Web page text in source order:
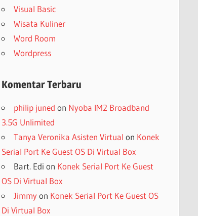
Visual Basic
Wisata Kuliner
Word Room
Wordpress
Komentar Terbaru
philip juned on Nyoba IM2 Broadband
3.5G Unlimited
Tanya Veronika Asisten Virtual on Konek
Serial Port Ke Guest OS Di Virtual Box
Bart. Edi on Konek Serial Port Ke Guest
OS Di Virtual Box
Jimmyon Konek Serial Port Ke Guest OS
Di Virtual Box